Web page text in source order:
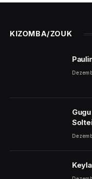
KIZOMBA/ZOUK